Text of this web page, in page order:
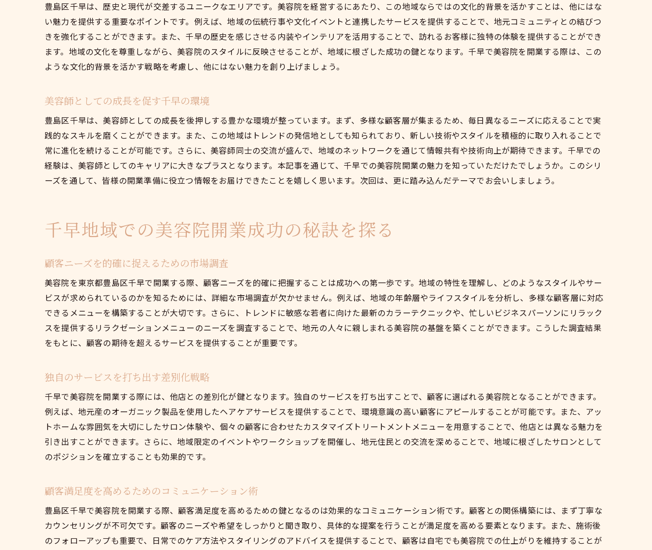
SNSでの最新情報発信とフォローアップ
トレンド分析によるサービス改善の実践
現地調査による新規顧客ニーズの把握
美容業界の最新技術を取り入れる方法
顧客の期待を超えるテクニックの習得
スタッフ間の技術共有とチームワーク向上
最新の施術技術を取り入れるための投資
顧客の声を反映した技術改善の方法
地元の美容専門学校との連携活用
リラックスできるサロンインテリアの提案
心地よい音楽と香りの演出方法
顧客体験を高めるための設備投資
地域特性を反映したデザインコンセプト
豊島区千早は、歴史と現代が交差するユニークなエリアです。美容院を経営するにあたり、この地域ならではの文化的背景を活かすことは、他にはな
い魅力を提供する重要なポイントです。例えば、地域の伝統行事や文化イベントと連携したサービスを提供することで、地元コミュニティとの結びつ
きを強化することができます。また、千早の歴史を感じさせる内装やインテリアを活用することで、訪れるお客様に独特の体験を提供することができ
ます。地域の文化を尊重しながら、美容院のスタイルに反映させることが、地域に根ざした成功の鍵となります。千早で美容院を開業する際は、この
ような文化的背景を活かす戦略を考慮し、他にはない魅力を創り上げましょう。
美容師としての成長を促す千早の環境
豊島区千早は、美容師としての成長を後押しする豊かな環境が整っています。まず、多様な顧客層が集まるため、毎日異なるニーズに応えることで実
践的なスキルを磨くことができます。また、この地域はトレンドの発信地としても知られており、新しい技術やスタイルを積極的に取り入れることで
常に進化を続けることが可能です。さらに、美容師同士の交流が盛んで、地域のネットワークを通じて情報共有や技術向上が期待できます。千早での
経験は、美容師としてのキャリアに大きなプラスとなります。本記事を通じて、千早での美容院開業の魅力を知っていただけたでしょうか。このシリ
ーズを通して、皆様の開業準備に役立つ情報をお届けできたことを嬉しく思います。次回は、更に踏み込んだテーマでお会いしましょう。
千早地域での美容院開業成功の秘訣を探る
顧客ニーズを的確に捉えるための市場調査
美容院を東京都豊島区千早で開業する際、顧客ニーズを的確に把握することは成功への第一歩です。地域の特性を理解し、どのようなスタイルやサー
ビスが求められているのかを知るためには、詳細な市場調査が欠かせません。例えば、地域の年齢層やライフスタイルを分析し、多様な顧客層に対応
できるメニューを構築することが大切です。さらに、トレンドに敏感な若者に向けた最新のカラーテクニックや、忙しいビジネスパーソンにリラック
スを提供するリラクゼーションメニューのニーズを調査することで、地元の人々に親しまれる美容院の基盤を築くことができます。こうした調査結果
をもとに、顧客の期待を超えるサービスを提供することが重要です。
独自のサービスを打ち出す差別化戦略
千早で美容院を開業する際には、他店との差別化が鍵となります。独自のサービスを打ち出すことで、顧客に選ばれる美容院となることができます。
例えば、地元産のオーガニック製品を使用したヘアケアサービスを提供することで、環境意識の高い顧客にアピールすることが可能です。また、アッ
トホームな雰囲気を大切にしたサロン体験や、個々の顧客に合わせたカスタマイズトリートメントメニューを用意することで、他店とは異なる魅力を
引き出すことができます。さらに、地域限定のイベントやワークショップを開催し、地元住民との交流を深めることで、地域に根ざしたサロンとして
のポジションを確立することも効果的です。
顧客満足度を高めるためのコミュニケーション術
豊島区千早で美容院を開業する際、顧客満足度を高めるための鍵となるのは効果的なコミュニケーション術です。顧客との関係構築には、まず丁寧な
カウンセリングが不可欠です。顧客のニーズや希望をしっかりと聞き取り、具体的な提案を行うことが満足度を高める要素となります。また、施術後
のフォローアップも重要で、日常でのケア方法やスタイリングのアドバイスを提供することで、顧客は自宅でも美容院での仕上がりを維持することが